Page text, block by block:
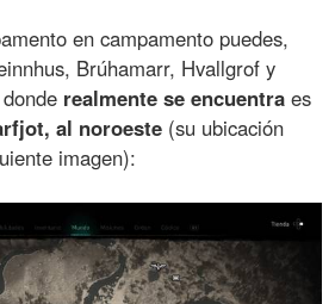
en campamento puedes,
Brúhamarr, Hvallgrof y
realmente se encuentra es
al noroeste (su ubicación
imagen):